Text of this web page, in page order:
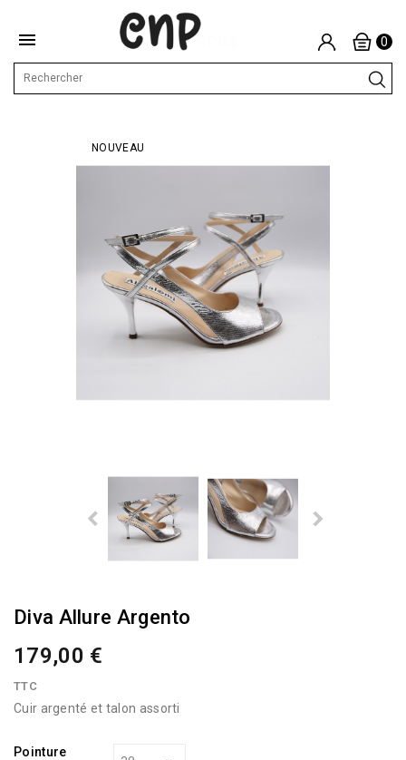
 0
NOUVEAU
Diva Allure Argento
179,00 €
TTC
Cuir argenté et talon assorti
Pointure